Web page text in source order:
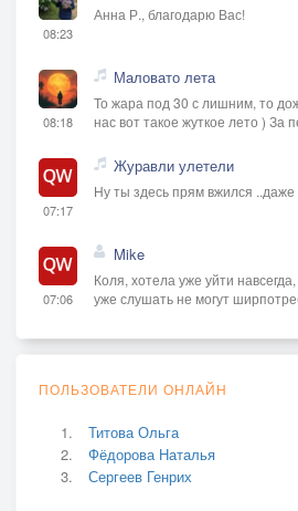
08:23
Анна Р., благодарю Вас!
08:18
Маловато лета
То жара под 30 с лишним, то
нас вот такое жуткое лето ) За
07:17
Журавли улетели
Ну ты здесь прям вжился ..даже
07:06
Mike
Коля, хотела уже уйти
уже слушать не могут
ПОЛЬЗОВАТЕЛИ ОНЛАЙН
Титова Ольга
Фёдорова Наталья
Сергеев Генрих